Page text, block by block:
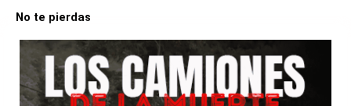
No te pierdas